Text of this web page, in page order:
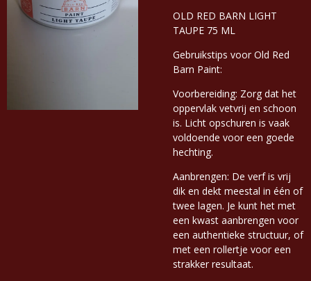
OLD RED BARN LIGHT
TAUPE 75 ML
Gebruikstips voor Old Red
Barn Paint:
Voorbereiding: Zorg dat het
oppervlak vetvrij en schoon
is. Licht opschuren is vaak
voldoende voor een goede
hechting.
Aanbrengen: De verf is vrij
dik en dekt meestal in één of
twee lagen. Je kunt het met
een kwast aanbrengen voor
een authentieke structuur, of
met een rollertje voor een
strakker resultaat.